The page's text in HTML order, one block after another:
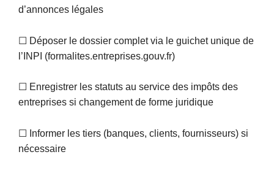
d’annonces légales
☐ Déposer le dossier complet via le guichet unique de
l’INPI (formalites.entreprises.gouv.fr)
☐ Enregistrer les statuts au service des impôts des
entreprises si changement de forme juridique
☐ Informer les tiers (banques, clients, fournisseurs) si
nécessaire